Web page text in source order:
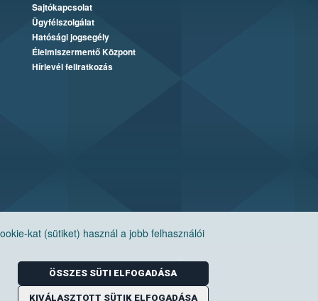
kat (sütiket) használ a jobb felhasználói
ÖSSZES SÜTI ELFOGADÁSA
KIVÁLASZTOTT SÜTIK ELFOGADÁSA
Sajtókapcsolat
Ügyfélszolgálat
Hatósági jogsegély
Élelmiszermentő Központ
Hírlevél feliratkozás